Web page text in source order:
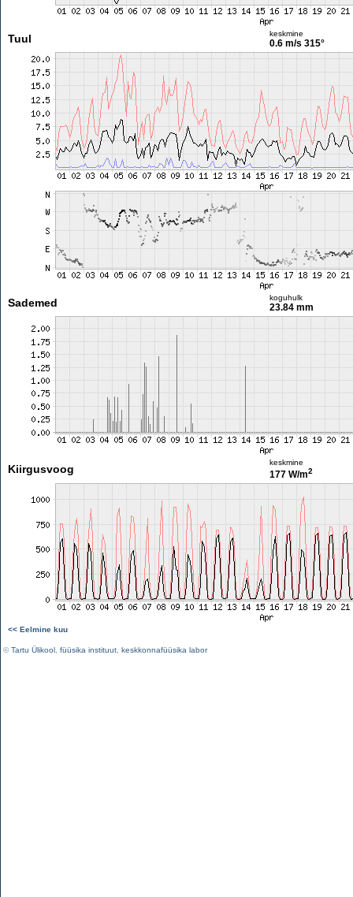
Tuul keskmine
0.6 m/s 315°
Sademed koguhulk
23.84 mm
Kiirgusvoog
keskmine
177 W/m2
<< Eelmine kuu
©Tartu Ülikool füüsika instituut keskkonnafüüsika labor